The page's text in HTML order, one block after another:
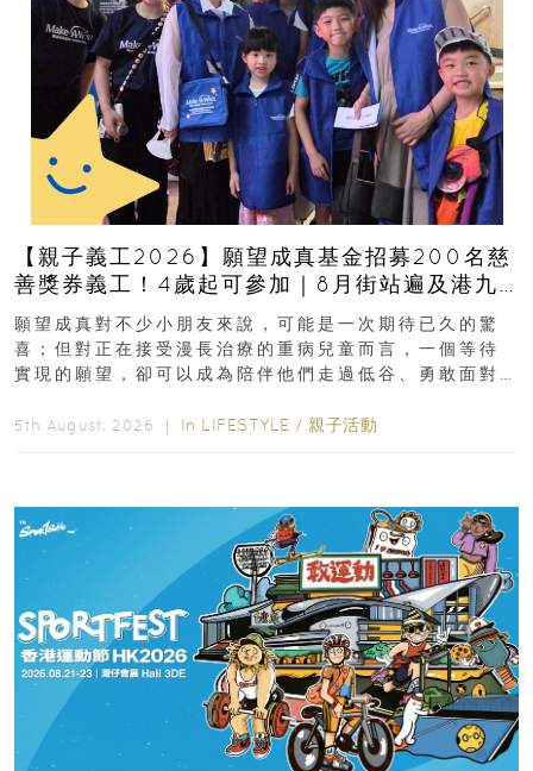
【親子義工2026】願望成真基金招募200名慈
善獎券義工！4歲起可參加｜8月街站遍及港九
新界
願望成真對不少小朋友來說，可能是一次期待已久的驚
喜；但對正在接受漫長治療的重病兒童而言，一個等待
實現的願望，卻可以成為陪伴他們走過低谷、勇敢面對
5th August, 2026 ｜ In LIFESTYLE / 親子活動